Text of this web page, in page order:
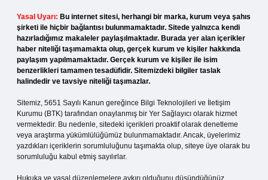
Yasal Uyarı: Bu internet sitesi, herhangi bir marka, kurum veya şahıs
şirketi ile hiçbir bağlantısı bulunmamaktadır. Sitede yalnızca kendi
hazırladığımız makaleler paylaşılmaktadır. Burada yer alan içerikler
haber niteliği taşımamakta olup, gerçek kurum ve kişiler hakkında
paylaşım yapılmamaktadır. Gerçek kurum ve kişiler ile isim
benzerlikleri tamamen tesadüfidir. Sitemizdeki bilgiler taslak
halindedir ve tavsiye niteliği taşımazlar.
Sitemiz, 5651 Sayılı Kanun gereğince Bilgi Teknolojileri ve İletişim
Kurumu (BTK) tarafından onaylanmış bir Yer Sağlayıcı olarak hizmet
vermektedir. Bu nedenle, sitedeki içerikleri proaktif olarak denetleme
veya araştırma yükümlülüğümüz bulunmamaktadır. Ancak, üyelerimiz
yazdıkları içeriklerin sorumluluğunu taşımakta olup, siteye üye olarak bu
sorumluluğu kabul etmiş sayılırlar.
Hukuka ve yasal düzenlemelere aykırı olduğunu düşündüğünüz